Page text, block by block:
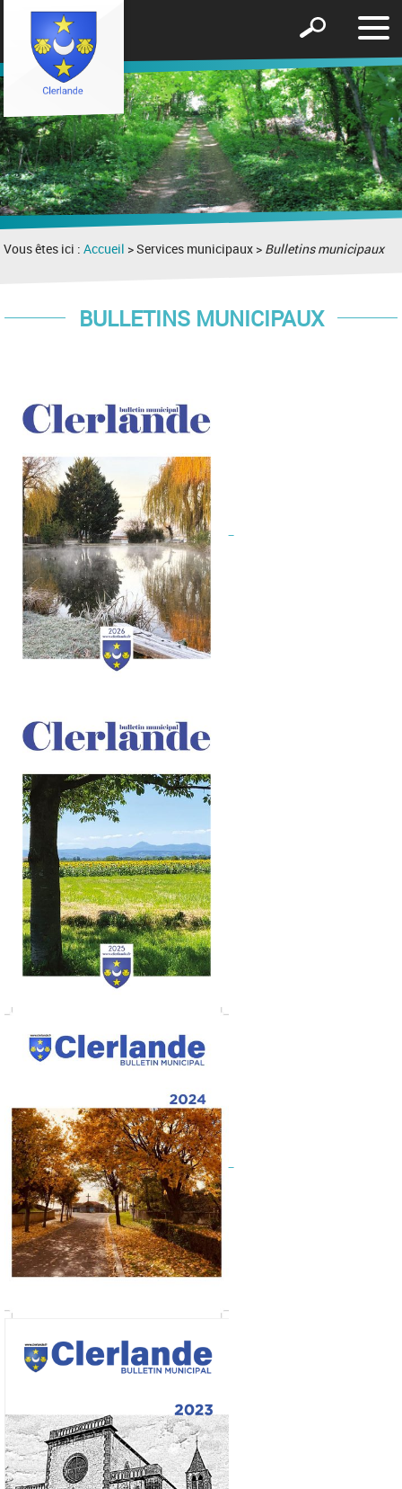
le
Afficher
formulaire
de
recherche
Vous êtes ici :Accueil > Services municipaux > Bulletins municipaux
BULLETINS MUNICIPAUX